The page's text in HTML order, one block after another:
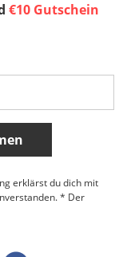
Norge
€10 Gutschein
erklärst du dich mit
* Der